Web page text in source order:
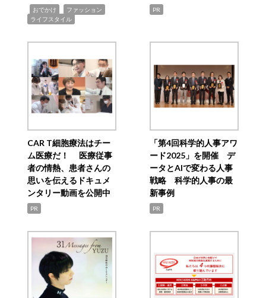
おでかけ ファッション
ライフスタイル
PR
CAR T細胞療法はチー
ム医療だ！ 医療従事
者の情熱、患者さんの
思いを伝えるドキュメ
ンタリー動画を公開中
PR
「第4回科学的人事アワ
ード2025」を開催 デ
ータとAIで変わる人事
戦略 科学的人事の最
新事例
PR